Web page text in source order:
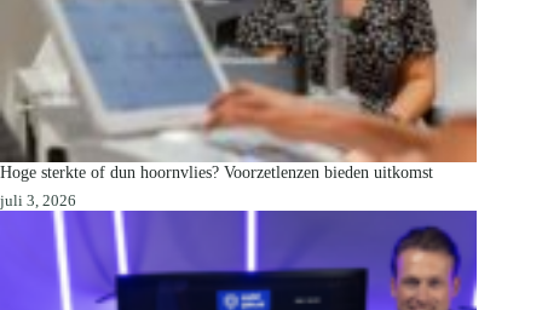
Hoge sterkte of dun hoornvlies? Voorzetlenzen bieden uitkomst
juli 3, 2026